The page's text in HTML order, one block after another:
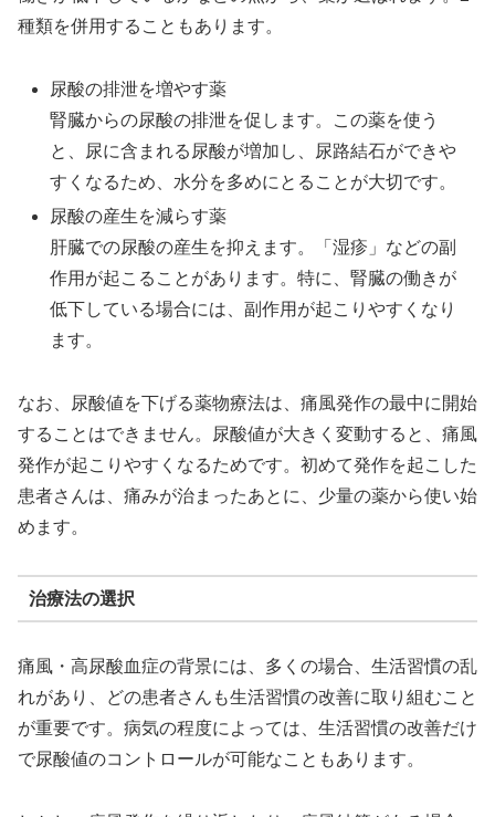
種類を併用することもあります。
尿酸の排泄を増やす薬
腎臓からの尿酸の排泄を促します。この薬を使う
と、尿に含まれる尿酸が増加し、尿路結石ができや
すくなるため、水分を多めにとることが大切です。
尿酸の産生を減らす薬
肝臓での尿酸の産生を抑えます。「湿疹」などの副
作用が起こることがあります。特に、腎臓の働きが
低下している場合には、副作用が起こりやすくなり
ます。
なお、尿酸値を下げる薬物療法は、痛風発作の最中に開始
することはできません。尿酸値が大きく変動すると、痛風
発作が起こりやすくなるためです。初めて発作を起こした
患者さんは、痛みが治まったあとに、少量の薬から使い始
めます。
治療法の選択
痛風・高尿酸血症の背景には、多くの場合、生活習慣の乱
れがあり、どの患者さんも生活習慣の改善に取り組むこと
が重要です。病気の程度によっては、生活習慣の改善だけ
で尿酸値のコントロールが可能なこともあります。